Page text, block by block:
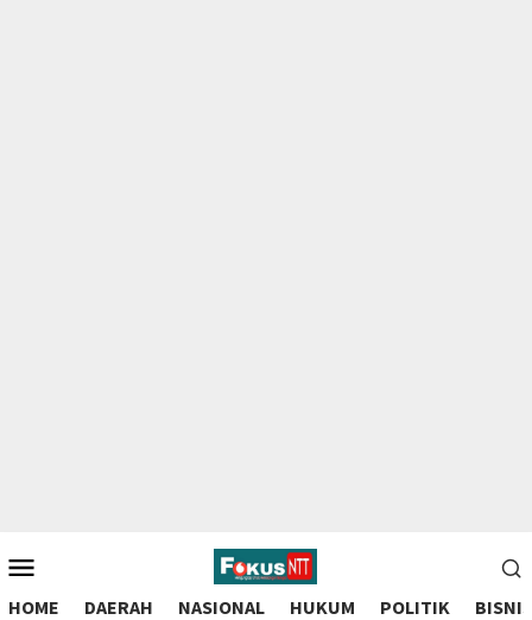
to
contentMobile
HOME DAERAH NASIONAL HUKUM POLITIK BISNIS